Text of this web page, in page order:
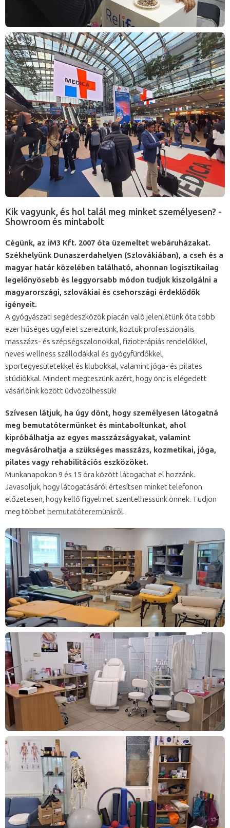
Kik vagyunk, és hol talál meg minket személyesen? -
Showroom és mintabolt
Cégünk, az iM3 Kft. 2007 óta üzemeltet webáruházakat.
Székhelyünk Dunaszerdahelyen (Szlovákiában), a cseh és a
magyar határ közelében található, ahonnan logisztikailag
legelőnyösebb és leggyorsabb módon tudjuk kiszolgálni a
magyarországi, szlovákiai és csehországi érdeklődők
igényeit.
A gyógyászati segédeszközök piacán való jelenlétünk óta több
ezer hűséges ügyfelet szereztünk, köztük professzionális
masszázs- és szépségszalonokkal, fizioterápiás rendelőkkel,
neves wellness szállodákkal és gyógyfürdőkkel,
sportegyesületekkel és klubokkal, valamint jóga- és pilates
stúdiókkal. Mindent megteszünk azért, hogy önt is elégedett
vásárlóink között üdvözölhessük!
Szívesen látjuk, ha úgy dönt, hogy személyesen látogatná
meg bemutatótermünket és mintaboltunkat, ahol
kipróbálhatja az egyes masszázságyakat, valamint
megvásárolhatja a szükséges masszázs, kozmetikai, jóga,
pilates vagy rehabilitációs eszközöket.
Munkanapokon 9 és 15 óra között látogathat el hozzánk.
Javasoljuk, hogy látogatásáról értesítsen minket telefonon
előzetesen, hogy kellő figyelmet szentelhessünk önnek. Tudjon
meg többet bemutatóteremünkről.